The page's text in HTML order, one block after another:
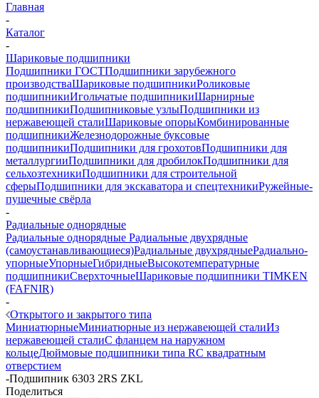
Главная
-
Каталог
-
Шариковые подшипники
Подшипники ГОСТПодшипники зарубежного
производстваШариковые подшипникиРоликовые
подшипникиИгольчатые подшипникиШарнирные
подшипникиПодшипниковые узлыПодшипники из
нержавеющей сталиШариковые опорыКомбинированные
подшипникиЖелезнодорожные буксовые
подшипникиПодшипники для грохотовПодшипники для
металлургииПодшипники для дробилокПодшипники для
сельхозтехникиПодшипники для строительной
сферыПодшипники для экскаватора и спецтехникиРужейные-
пушечные свёрла
-
Радиальные однорядные
Радиальные однорядные Радиальные двухрядные
(самоустанавливающиеся)Радиальные двухрядныеРадиально-
упорныеУпорныеГибридныеВысокотемпературные
подшипникиСверхточныеШариковые подшипники TIMKEN
(FAFNIR)
-
Открытого и закрытого типа
МиниатюрныеМиниатюрные из нержавеющей сталиИз
нержавеющей сталиС фланцем на наружном
кольцеДюймовые подшипники типа RС квадратным
отверстием
-Подшипник 6303 2RS ZKL
Поделиться